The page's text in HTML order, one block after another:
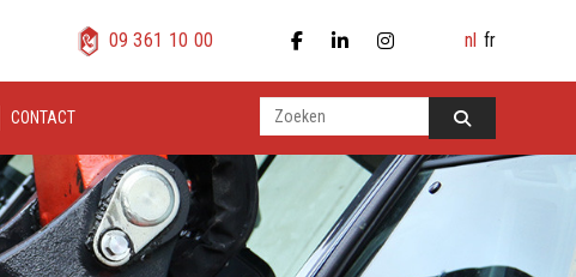
09 361 10 00 nl fr
CONTACT